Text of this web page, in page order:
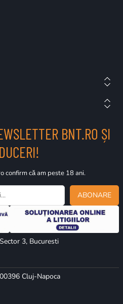
BNT.RO ȘI
confirm că am peste 18 ani.
ABONARE
3, Bucuresti
Cluj-Napoca